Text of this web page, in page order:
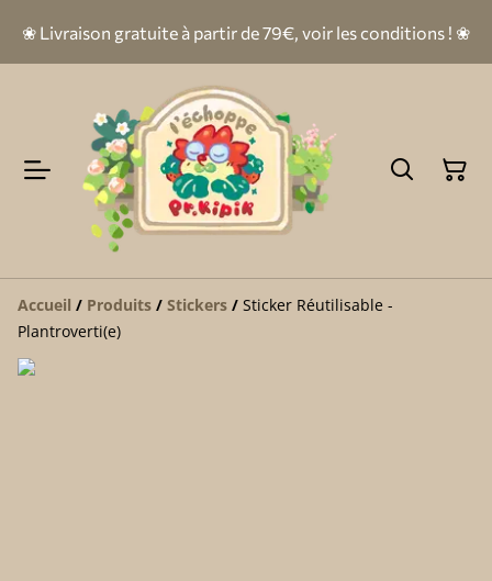
❀ Livraison gratuite à partir de 79€, voir les conditions ! ❀
Accueil / Produits / Stickers / Sticker Réutilisable -
Plantroverti(e)